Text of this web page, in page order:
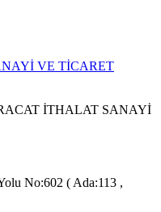
VE TİCARET
İTHALAT SANAYİ
No:602 ( Ada:113 ,